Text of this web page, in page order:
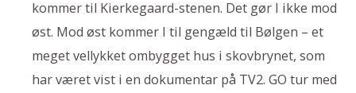
kommer til Kierkegaard-stenen. Det gør I ikke mod
øst. Mod øst kommer I til gengæld til Bølgen – et
meget vellykket ombygget hus i skovbrynet, som
har været vist i en dokumentar på TV2. GO tur med